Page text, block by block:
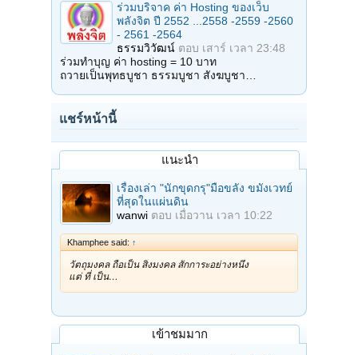
ร่วมบริจาค ค่า Hosting ของเว็บ
พลังจิต ปี 2552 ...2558 -2559 -2560
- 2561 -2564
ธรรมวิวัฒน์ ตอบ เสาร์ เวลา 23:48
ร่วมทำบุญ ค่า hosting = 10 บาท
ถวายเป็นพุทธบูชา ธรรมบูชา สังฆบูชา…
แชร์หน้านี้
แนะนำ
เรื่องเล่า "นักขุดกรุ"มือขลัง ขมังเวทย์
ที่สุดในแผ่นดิน
wanwi ตอบ เมื่อวาน เวลา 10:22
Khamphee said: ↑
วัตถุมงคล ถือเป็น สิ่งมงคล สักการะอย่างหนึ่ง
แต่ ที่ เป็น…
เข้าชมมาก